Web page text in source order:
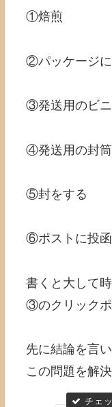
①焙煎
②パッケージ
③発送用のビニ
④発送用の封
⑤封をする
⑥ポストに投函
書くと大して
③のクリックポ
先に結論を言い
この問題を解